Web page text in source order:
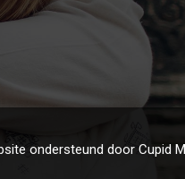
ondersteund door Cupid